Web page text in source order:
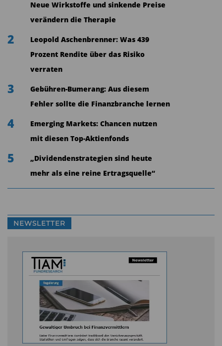
Neue Wirkstoffe und sinkende Preise
verändern die Therapie
2
Leopold Aschenbrenner: Was 439
Prozent Rendite über das Risiko
verraten
3
Gebühren-Bumerang: Aus diesem
Fehler sollte die Finanzbranche lernen
4
Emerging Markets: Chancen nutzen
mit diesen Top-Aktienfonds
5
„Dividendenstrategien sind heute
mehr als eine reine Ertragsquelle“
NEWSLETTER